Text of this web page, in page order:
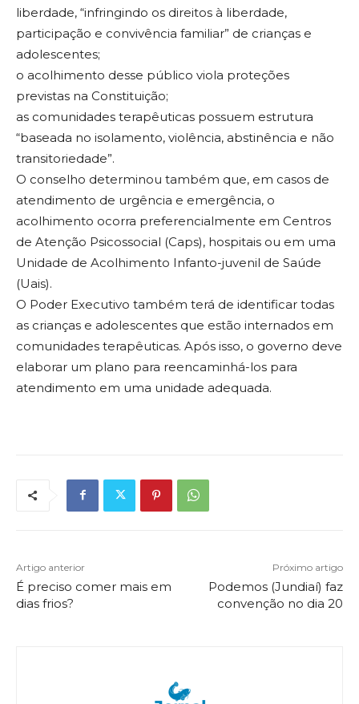
liberdade, “infringindo os direitos à liberdade,
participação e convivência familiar” de crianças e
adolescentes;
o acolhimento desse público viola proteções
previstas na Constituição;
as comunidades terapêuticas possuem estrutura
“baseada no isolamento, violência, abstinência e não
transitoriedade”.
O conselho determinou também que, em casos de
atendimento de urgência e emergência, o
acolhimento ocorra preferencialmente em Centros
de Atenção Psicossocial (Caps), hospitais ou em uma
Unidade de Acolhimento Infanto-juvenil de Saúde
(Uais).
O Poder Executivo também terá de identificar todas
as crianças e adolescentes que estão internados em
comunidades terapêuticas. Após isso, o governo deve
elaborar um plano para reencaminhá-los para
atendimento em uma unidade adequada.
Artigo anterior
É preciso comer mais em
dias frios?
Próximo artigo
Podemos (Jundiaí) faz
convenção no dia 20